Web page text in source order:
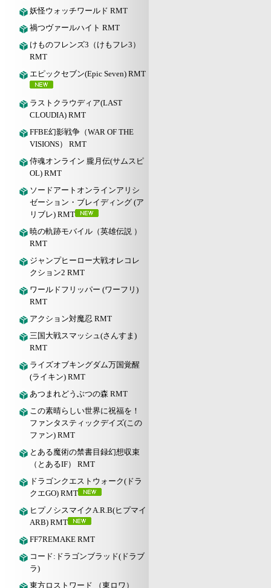
妖怪ウォッチワールド RMT
禍つヴァールハイト RMT
けものフレンズ3（けもフレ3）
RMT
エピックセブン(Epic Seven) RMT
ラストクラウディア(LAST
CLOUDIA) RMT
FFBE幻影戦争（WAR OF THE
VISIONS） RMT
侍魂オンライン 朧月伝(サムスピ
OL) RMT
ソードアートオンラインアリシ
ゼーション・ブレイディング (ア
リブレ) RMT
暁の軌跡モバイル（英雄伝説 ）
RMT
ジャンプヒーロー大戦オレコレ
クション2 RMT
ワールドフリッパー (ワーフリ)
RMT
アクション対魔忍 RMT
三国大戦スマッシュ(さんすま)
RMT
ライズオブキングダム万国覚醒
(ライキン) RMT
あつまれどうぶつの森 RMT
この素晴らしい世界に祝福を！
ファンタスティックデイズ(この
ファン) RMT
とある魔術の禁書目録幻想収束
（とあるIF） RMT
ドラゴンクエストウォーク(ドラ
クエGO) RMT
ヒプノシスマイクA.R.B(ヒプマイ
ARB) RMT
FF7REMAKE RMT
コード:ドラゴンブラッド(ドラブ
ラ)
東方ロストワード （東ロワ）